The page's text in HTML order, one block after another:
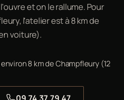
et on le rallume. Pour
l'atelier est à 8 km de
voiture).
8 km de Champfleury (12